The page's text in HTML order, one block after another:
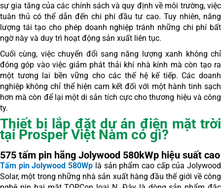
sự gia tăng của các chính sách và quy định về môi trường, việc
tuân thủ có thể dẫn đến chi phí đầu tư cao. Tuy nhiên, năng
lượng tái tạo cho phép doanh nghiệp tránh những chi phí bất
ngờ này và duy trì hoạt động sản xuất liên tục.
Cuối cùng, việc chuyển đổi sang năng lượng xanh không chỉ
đóng góp vào việc giảm phát thải khí nhà kính mà còn tạo ra
một tương lai bền vững cho các thế hệ kế tiếp. Các doanh
nghiệp không chỉ thể hiện cam kết đối với một hành tinh sạch
hơn mà còn để lại một di sản tích cực cho thương hiệu và công
ty.
Thiết bị lắp đặt dự án điện mặt trời
tại Prosper Việt Nam có gì?
575 tấm pin hãng Jolywood 580kWp hiệu suất cao
Tấm pin Jolywood 580Wp là sản phẩm cao cấp của Jolywood
Solar, một trong những nhà sản xuất hàng đầu thế giới về công